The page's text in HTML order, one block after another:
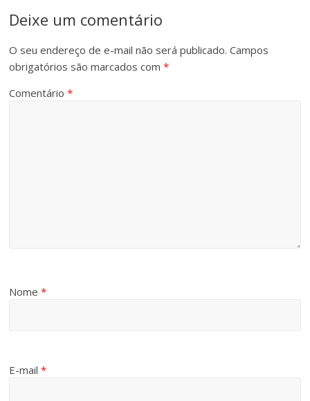
Deixe um comentário
O seu endereço de e-mail não será publicado. Campos
obrigatórios são marcados com*
Comentário*
Nome*
E-mail*